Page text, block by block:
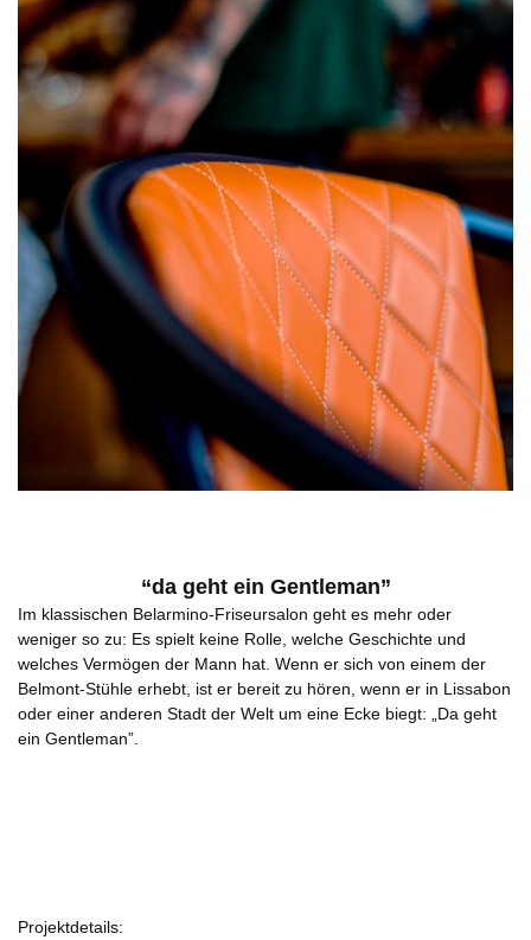
“da geht ein Gentleman”
Im klassischen Belarmino-Friseursalon geht es mehr oder
weniger so zu: Es spielt keine Rolle, welche Geschichte und
welches Vermögen der Mann hat. Wenn er sich von einem der
Belmont-Stühle erhebt, ist er bereit zu hören, wenn er in Lissabon
oder einer anderen Stadt der Welt um eine Ecke biegt: „Da geht
ein Gentleman”.
Projektdetails: